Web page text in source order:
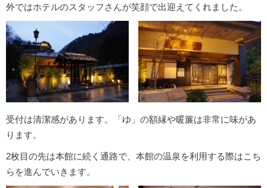
外ではホテルのスタッフさんが笑顔で出迎えてくれました。
受付は清潔感があります。「ゆ」の額縁や暖簾は非常に味があ
ります。
2枚目の先は本館に続く通路で、本館の温泉を利用する際はこち
らを進んでいきます。